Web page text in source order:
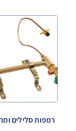
רמפות סלילים